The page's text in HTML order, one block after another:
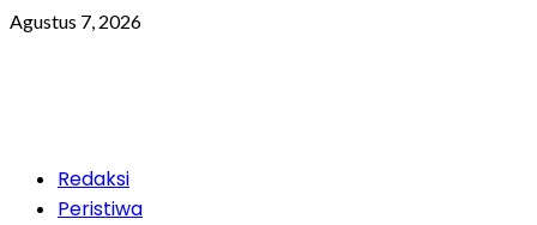
Skip
Agustus 7, 2026
PrimaryRedaksi
Peristiwa